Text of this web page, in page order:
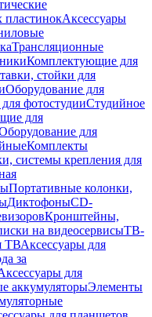
Аксессуары
Трансляционные
Комплектующие для
стойки для
Оборудование для
фотостудииСтудийное
для
для
Комплекты
системы крепления для
Портативные колонки,
ДиктофоныCD-
Кронштейны,
на видеосервисыТВ-
ТВАксессуары для
за
для
аккумуляторыЭлементы